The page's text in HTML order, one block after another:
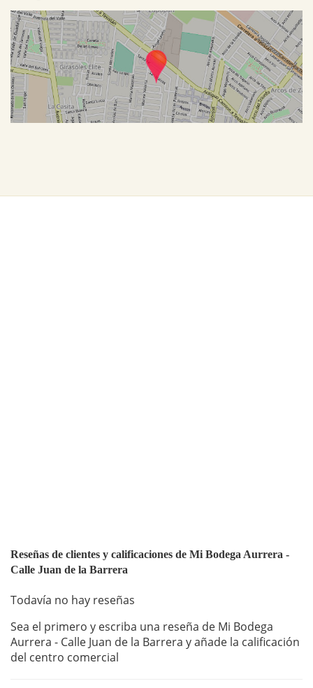
Reseñas de clientes y calificaciones de Mi Bodega Aurrera -
Calle Juan de la Barrera
Todavía no hay reseñas
Sea el primero y escriba una reseña de Mi Bodega
Aurrera - Calle Juan de la Barrera y añade la calificación
del centro comercial